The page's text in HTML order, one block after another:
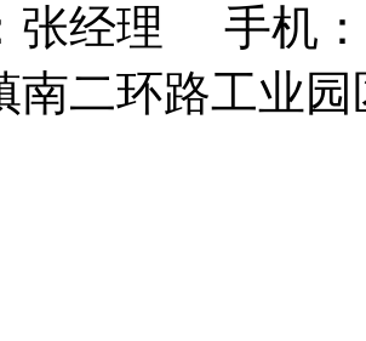
张经理 手机
南二环路工业